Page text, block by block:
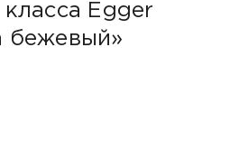
Egger
бежевый»